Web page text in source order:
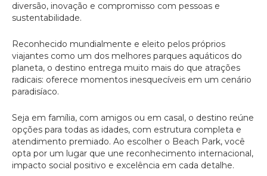
diversão, inovação e compromisso com pessoas e
sustentabilidade.
Reconhecido mundialmente e eleito pelos próprios
viajantes como um dos melhores parques aquáticos do
planeta, o destino entrega muito mais do que atrações
radicais: oferece momentos inesquecíveis em um cenário
paradisíaco.
Seja em família, com amigos ou em casal, o destino reúne
opções para todas as idades, com estrutura completa e
atendimento premiado. Ao escolher o Beach Park, você
opta por um lugar que une reconhecimento internacional,
impacto social positivo e excelência em cada detalhe.